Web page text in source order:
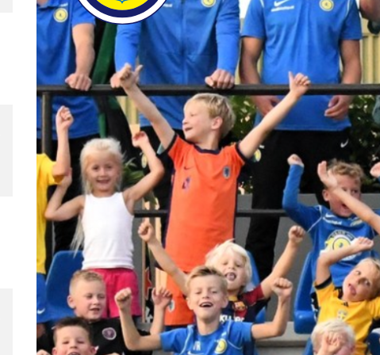
Contact
Vertrouwenspersonen
Financieel contactpersoon
Wie doet wat
Ruimte reserveren/huren
Voetbal.nl Evenementen info@fclisse.nl
20:00
21:00
20:00
20:30
19:30
20:15
19:30